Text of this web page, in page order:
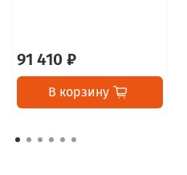
91 410 ₽
В корзину